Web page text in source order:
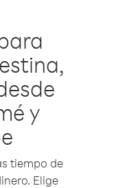
y
tiempo de
Elige